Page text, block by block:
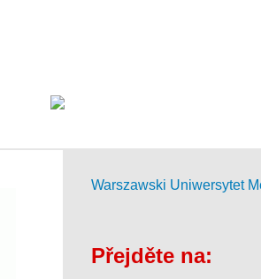
Warszawski Uniwersytet
Přejděte na: